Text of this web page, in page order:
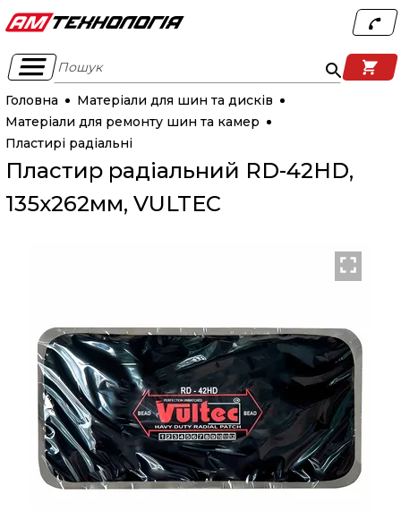
Пошук
Головна
Матеріали для шин та дисків
Матеріали для ремонту шин та камер
Пластирі радіальні
Пластир радіальний RD-42HD,
135х262мм, VULTEC